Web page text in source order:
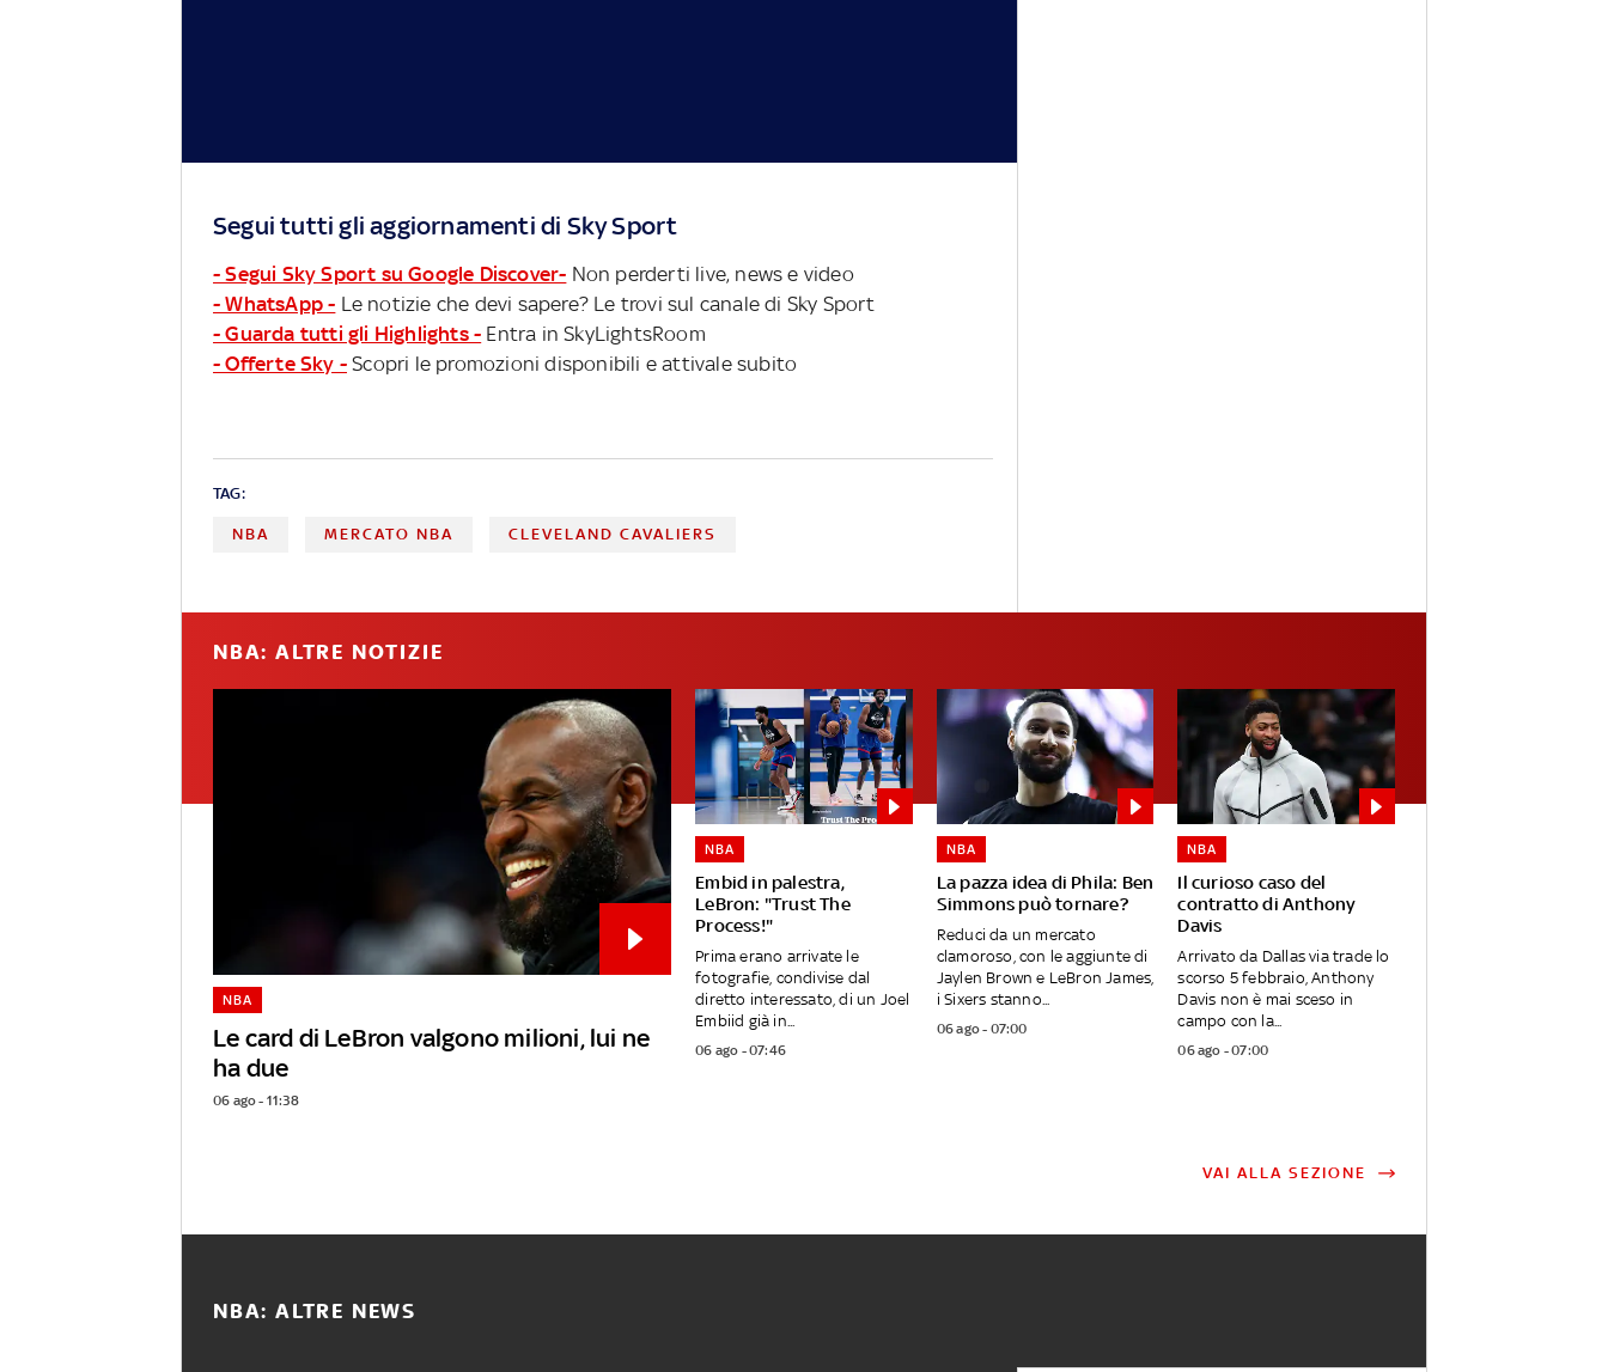
Segui tutti gli aggiornamenti di Sky Sport
- Segui Sky Sport su Google Discover- Non perderti live, news e video
- WhatsApp - Le notizie che devi sapere? Le trovi sul canale di Sky Sport
- Guarda tutti gli Highlights - Entra in SkyLightsRoom
- Offerte Sky - Scopri le promozioni disponibili e attivale subito
TAG:
NBA MERCATO NBA CLEVELAND CAVALIERS
NBA: ALTRE NOTIZIE
Le card di LeBron valgono milioni, lui ne
ha due
NBA
06 ago - 11:38
Embid in palestra,
LeBron: "Trust The
Process!"
NBA
Prima erano arrivate le
fotografie, condivise dal
diretto interessato, di un Joel
Embiid già in...
06 ago - 07:46
La pazza idea di Phila: Ben
Simmons può tornare?
NBA
Reduci da un mercato
clamoroso, con le aggiunte di
Jaylen Brown e LeBron James,
i Sixers stanno...
06 ago - 07:00
Il curioso caso del
contratto di Anthony
Davis
NBA
Arrivato da Dallas via trade lo
scorso 5 febbraio, Anthony
Davis non è mai sceso in
campo con la...
06 ago - 07:00
VAI ALLA SEZIONE
NBA: ALTRE NEWS